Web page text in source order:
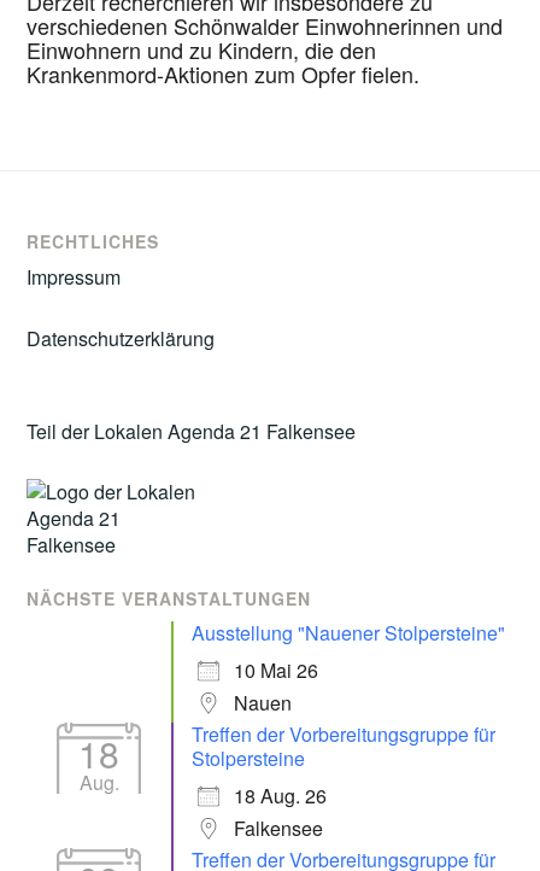
verschiedenen Schönwalder Einwohnerinnen und
Einwohnern und zu Kindern, die den
Krankenmord-Aktionen zum Opfer fielen.
RECHTLICHES
Impressum
Datenschutzerklärung
Teil der Lokalen Agenda 21 Falkensee
NÄCHSTE VERANSTALTUNGEN
Ausstellung "Nauener Stolpersteine"
10 Mai 26
Nauen
18
Aug.
Treffen der Vorbereitungsgruppe für
Stolpersteine
18 Aug. 26
Falkensee
Treffen der Vorbereitungsgruppe für